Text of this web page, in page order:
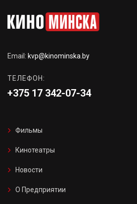
Email: kvp@kinominska.by
ТЕЛЕФОН:
+375 17 342-07-34
Фильмы
Кинотеатры
Новости
О Предприятии